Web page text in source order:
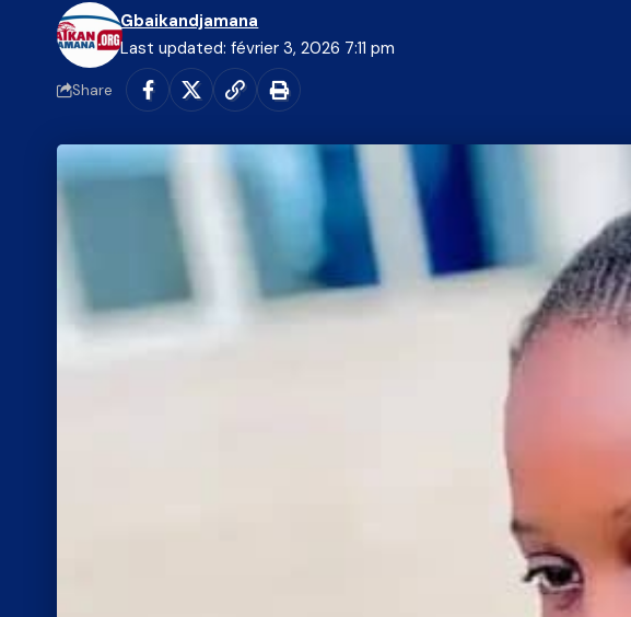
Last updated: février 3, 2026 7:11 pm
Gbaikandjamana
Share